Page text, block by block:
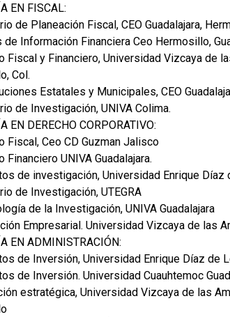
EN FISCAL:
de Planeación Fiscal, CEO Guadalajara,
de Información Financiera Ceo Hermosillo,
Fiscal y Financiero, Universidad Vizcaya de
Col.
Estatales y Municipales, CEO
de Investigación, UNIVA Colima.
EN DERECHO CORPORATIVO:
Fiscal, Ceo CD Guzman Jalisco
Financiero UNIVA Guadalajara.
de investigación, Universidad Enrique Díaz
de Investigación, UTEGRA
de la Investigación, UNIVA Guadalajara
Empresarial. Universidad Vizcaya de las
EN ADMINISTRACIÓN:
de Inversión, Universidad Enrique Díaz de
de Inversión. Universidad Cuauhtemoc
estratégica, Universidad Vizcaya de las